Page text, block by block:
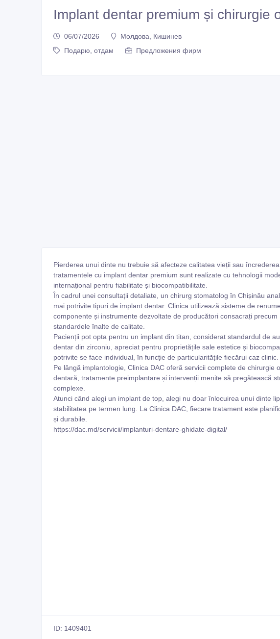
Implant dentar premium și chirurgie
06/07/2026
Молдова, Кишинев
Подарю, отдам
Предложения фирм
Pierderea unui dinte nu trebuie să afecteze calitatea vieții sau
tratamentele cu implant dentar premium sunt realizate cu tehnologii
internațional pentru fiabilitate și biocompatibilitate.
În cadrul unei consultații detaliate, un chirurg stomatolog în Chișinău
mai potrivite tipuri de implant dentar. Clinica utilizează sisteme de
componente și instrumente dezvoltate de producători consacrați
standardele înalte de calitate.
Pacienții pot opta pentru un implant din titan, considerat standardul de
dentar din zirconiu, apreciat pentru proprietățile sale estetice și
potrivite se face individual, în funcție de particularitățile fiecărui caz clinic.
Pe lângă implantologie, Clinica DAC oferă servicii complete de chirurgie
dentară, tratamente preimplantare și intervenții menite să pregătească
complexe.
Atunci când alegi un implant de top, alegi nu doar înlocuirea unui dinte
stabilitatea pe termen lung. La Clinica DAC, fiecare tratament este
și durabile.
https://dac.md/servicii/implanturi-dentare-ghidate-digital/
ID: 1409401